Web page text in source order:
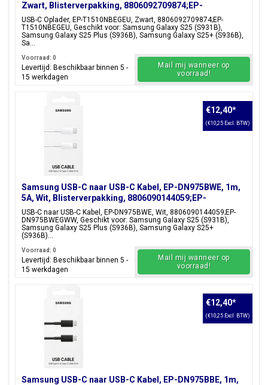
Zwart, Blisterverpakking, 8806092709874;EP-
T1510NBEGEU
USB-C Oplader, EP-T1510NBEGEU, Zwart, 8806092709874;EP-
T1510NBEGEU, Geschikt voor: Samsung Galaxy S25 (S931B),
Samsung Galaxy S25 Plus (S936B), Samsung Galaxy S25+ (S936B),
Sa...
Voorraad: 0
Levertijd: Beschikbaar binnen 5 -
15 werkdagen
Mail mij wanneer op
voorraad!
Samsung USB-C naar USB-C Kabel, EP-DN975BWE, 1m,
5A, Wit, Blisterverpakking, 8806090144059;EP-
DN975BWEGWW
USB-C naar USB-C Kabel, EP-DN975BWE, Wit, 8806090144059;EP-
DN975BWEGWW, Geschikt voor: Samsung Galaxy S25 (S931B),
Samsung Galaxy S25 Plus (S936B), Samsung Galaxy S25+
(S936B)...
€12,40*
(€10,25 Excl. BTW)
Voorraad: 0
Levertijd: Beschikbaar binnen 5 -
15 werkdagen
Mail mij wanneer op
voorraad!
Samsung USB-C naar USB-C Kabel, EP-DN975BBE, 1m,
€12,40*
(€10,25 Excl. BTW)